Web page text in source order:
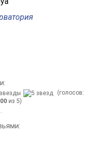
(голосов:
из 5)